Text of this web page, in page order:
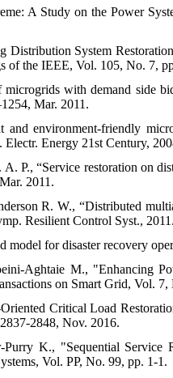
A Study on the Power
System
of the IEEE, Vol. 105, No. 7,
with demand side
Mar. 2011.
environment-friendly
Energy 21st Century,
P., “Service restoration on
2011.
R. W., “Distributed
Resilient Control Syst., 2011.
for disaster recovery
Aghtaie M., "Enhancing
on Smart Grid, Vol.
Critical Load
2848, Nov. 2016.
K., "Sequential Service
Vol. PP, No. 99, pp. 1-1.